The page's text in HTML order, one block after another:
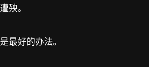
殃。
最好的办法。